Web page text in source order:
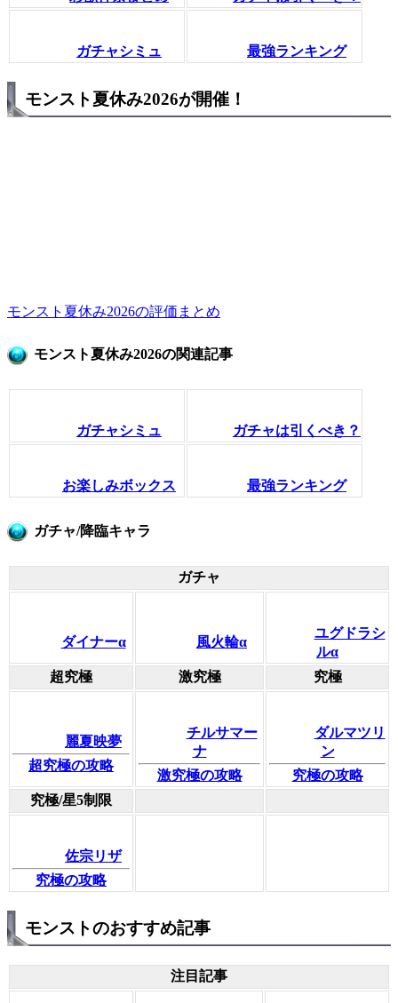
ガチャシミュ 最強ランキング
モンスト夏休み2026が開催！
モンスト夏休み2026の評価まとめ
モンスト夏休み2026の関連記事
ガチャシミュ ガチャは引くべき？
お楽しみボックス 最強ランキング
ガチャ/降臨キャラ
ガチャ
ダイナーα 風火輪α
ユグドラシ
ルα
超究極
激究極 究極
麗夏映夢
超究極の攻略
チルサマー
ナ
激究極の攻略
ダルマツリ
ン
究極の攻略
究極/星5制限
佐宗リザ
究極の攻略
モンストのおすすめ記事
注目記事